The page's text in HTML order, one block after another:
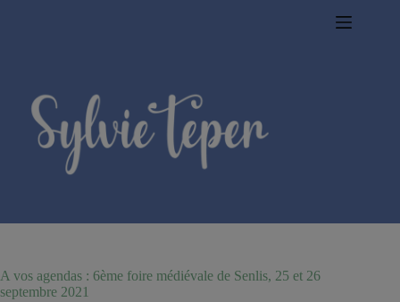
A vos agendas : 6ème foire médiévale de Senlis, 25 et 26
septembre 2021